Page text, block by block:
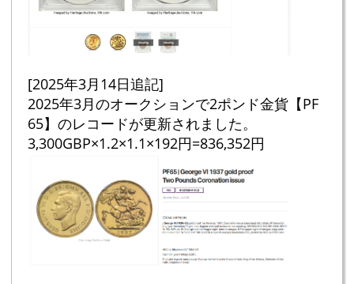
[2025年3月14日追記]
2025年3月のオークションで2ポンド金貨【PF
65】のレコードが更新されました。
3,300GBP×1.2×1.1×192円=836,352円